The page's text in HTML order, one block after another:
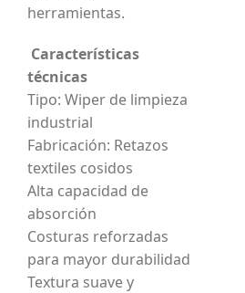
herramientas.
Características
técnicas
Tipo: Wiper de limpieza
industrial
Fabricación: Retazos
textiles cosidos
Alta capacidad de
absorción
Costuras reforzadas
para mayor durabilidad
Textura suave y